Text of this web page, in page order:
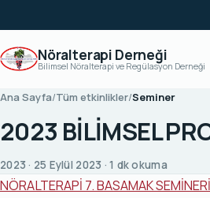
Nöralterapi Derneği
Bilimsel Nöralterapi ve Regülasyon Derneği
Ana Sayfa/Tüm etkinlikler/Seminer
2023 BİLİMSEL
2023 · 25 Eylül 2023 · 1 dk okuma
NÖRALTERAPİ 7. BASAMAK